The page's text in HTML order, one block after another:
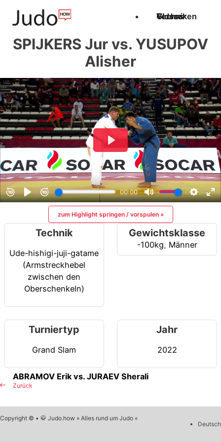
Techniken
Videos
Glossar
SPIJKERS Jur vs. YUSUPOV
Alisher
zum Highlight springen / vorspulen »
Technik
Ude-hishigi-juji-gatame
(Armstreckhebel
zwischen den
Oberschenkeln)
Gewichtsklasse
-100kg, Männer
Turniertyp
Grand Slam
Jahr
2022
Zurück
ABRAMOV Erik vs. JURAEV Sherali
Copyright © • 🥋 Judo.how » Alles rund um Judo «
Deutsch